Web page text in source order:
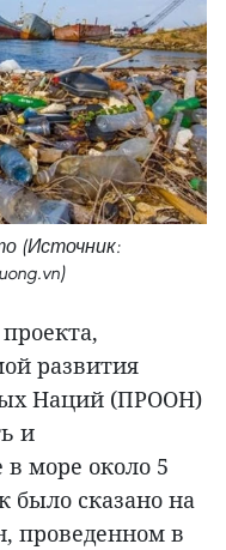
(Источник:
развития
Наций (ПРООН)
и
море около 5
было сказано на
проведенном в